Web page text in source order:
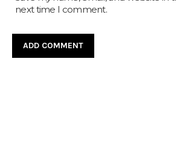
next time I comment.